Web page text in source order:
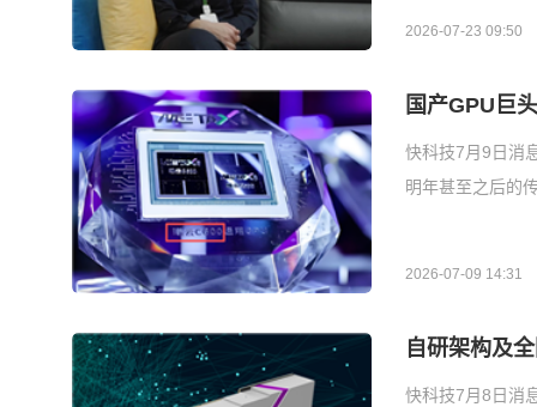
2026-07-23 09:50
国产GPU巨
快科技7月9日消
明年甚至之后的
2026-07-09 14:31
自研架构及
快科技7月8日消